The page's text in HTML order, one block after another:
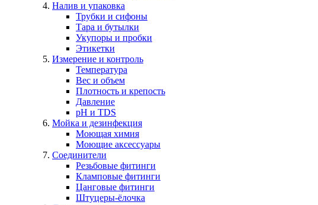
Налив и упаковка
Трубки и сифоны
Тара и бутылки
Укупоры и пробки
Этикетки
Измерение и контроль
Температура
Вес и объем
Плотность и крепость
Давление
pH и TDS
Мойка и дезинфекция
Моющая химия
Моющие аксессуары
Соединители
Резьбовые фитинги
Кламповые фитинги
Цанговые фитинги
Штуцеры-ёлочка